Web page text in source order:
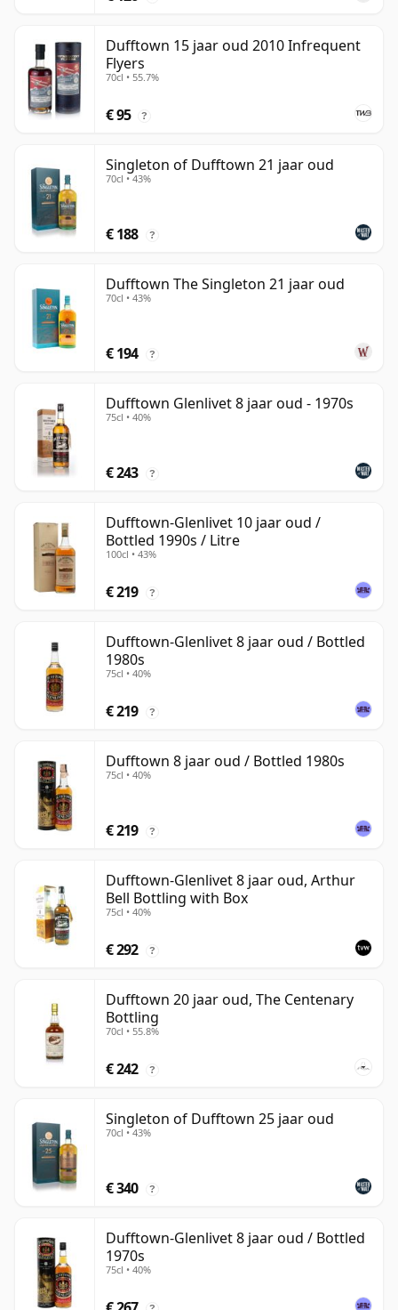
Dufftown 15 jaar oud 2010 Infrequent
Flyers
70cl • 55.7%
€ 95 ?
Singleton of Dufftown 21 jaar oud
70cl • 43%
€ 188 ?
Dufftown The Singleton 21 jaar oud
70cl • 43%
€ 194 ?
Dufftown Glenlivet 8 jaar oud - 1970s
75cl • 40%
€ 243 ?
Dufftown-Glenlivet 10 jaar oud /
Bottled 1990s / Litre
100cl • 43%
€ 219 ?
Dufftown-Glenlivet 8 jaar oud / Bottled
1980s
75cl • 40%
€ 219 ?
Dufftown 8 jaar oud / Bottled 1980s
75cl • 40%
€ 219 ?
Dufftown-Glenlivet 8 jaar oud, Arthur
Bell Bottling with Box
75cl • 40%
€ 292 ?
Dufftown 20 jaar oud, The Centenary
Bottling
70cl • 55.8%
€ 242 ?
Singleton of Dufftown 25 jaar oud
70cl • 43%
€ 340 ?
Dufftown-Glenlivet 8 jaar oud / Bottled
1970s
75cl • 40%